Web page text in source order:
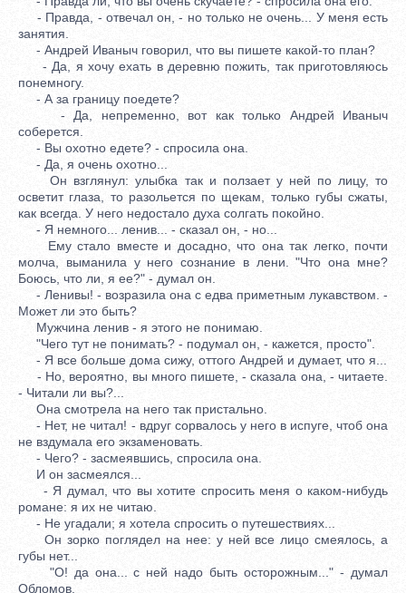
- Правда, - отвечал он, - но только не очень... У меня есть
занятия.
- Андрей Иваныч говорил, что вы пишете какой-то план?
- Да, я хочу ехать в деревню пожить, так приготовляюсь
понемногу.
- А за границу поедете?
- Да, непременно, вот как только Андрей Иваныч
соберется.
- Вы охотно едете? - спросила она.
- Да, я очень охотно...
Он взглянул: улыбка так и ползает у ней по лицу, то
осветит глаза, то разольется по щекам, только губы сжаты,
как всегда. У него недостало духа солгать покойно.
- Я немного... ленив... - сказал он, - но...
Ему стало вместе и досадно, что она так легко, почти
молча, выманила у него сознание в лени. "Что она мне?
Боюсь, что ли, я ее?" - думал он.
- Ленивы! - возразила она с едва приметным лукавством. -
Может ли это быть?
Мужчина ленив - я этого не понимаю.
"Чего тут не понимать? - подумал он, - кажется, просто".
- Я все больше дома сижу, оттого Андрей и думает, что я...
- Но, вероятно, вы много пишете, - сказала она, - читаете.
- Читали ли вы?...
Она смотрела на него так пристально.
- Нет, не читал! - вдруг сорвалось у него в испуге, чтоб она
не вздумала его экзаменовать.
- Чего? - засмеявшись, спросила она.
И он засмеялся...
- Я думал, что вы хотите спросить меня о каком-нибудь
романе: я их не читаю.
- Не угадали; я хотела спросить о путешествиях...
Он зорко поглядел на нее: у ней все лицо смеялось, а
губы нет...
"О! да она... с ней надо быть осторожным..." - думал
Обломов.